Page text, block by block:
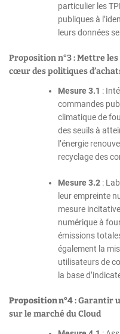
particulier les
publiques à
leurs données
Proposition n°3 : Mettre
cœur des politiques
Mesure 3.1 :
commandes
climatique de
des seuils à
l’énergie
recyclage des
Mesure 3.2 :
leur empreinte
mesure
numérique à
émissions
également la
utilisateurs de
la base
Proposition n°4: Garantir
sur le marché du Cloud